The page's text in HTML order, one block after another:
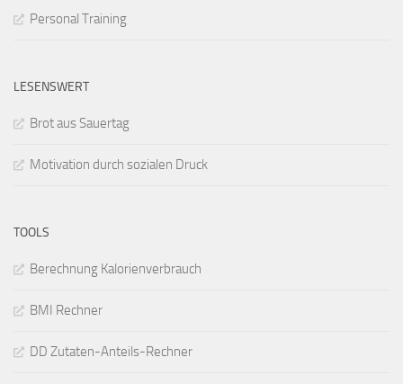
Personal Training
LESENSWERT
Brot aus Sauertag
Motivation durch sozialen Druck
TOOLS
Berechnung Kalorienverbrauch
BMI Rechner
DD Zutaten-Anteils-Rechner